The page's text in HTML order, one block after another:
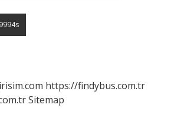
https://findybus.com.tr
Sitemap